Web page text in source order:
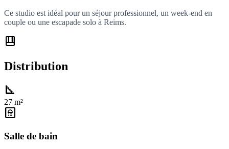
Ce studio est idéal pour un séjour professionnel, un week-end en
couple ou une escapade solo à Reims.
shelf_position
Distribution
square_foot
27 m²
bathroom
Salle de bain